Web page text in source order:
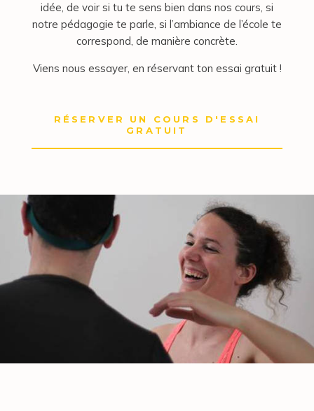
idée, de voir si tu te sens bien dans nos cours, si
notre pédagogie te parle, si l’ambiance de l’école te
correspond, de manière concrète.
Viens nous essayer, en réservant ton essai gratuit !
RÉSERVER UN COURS D'ESSAI
GRATUIT